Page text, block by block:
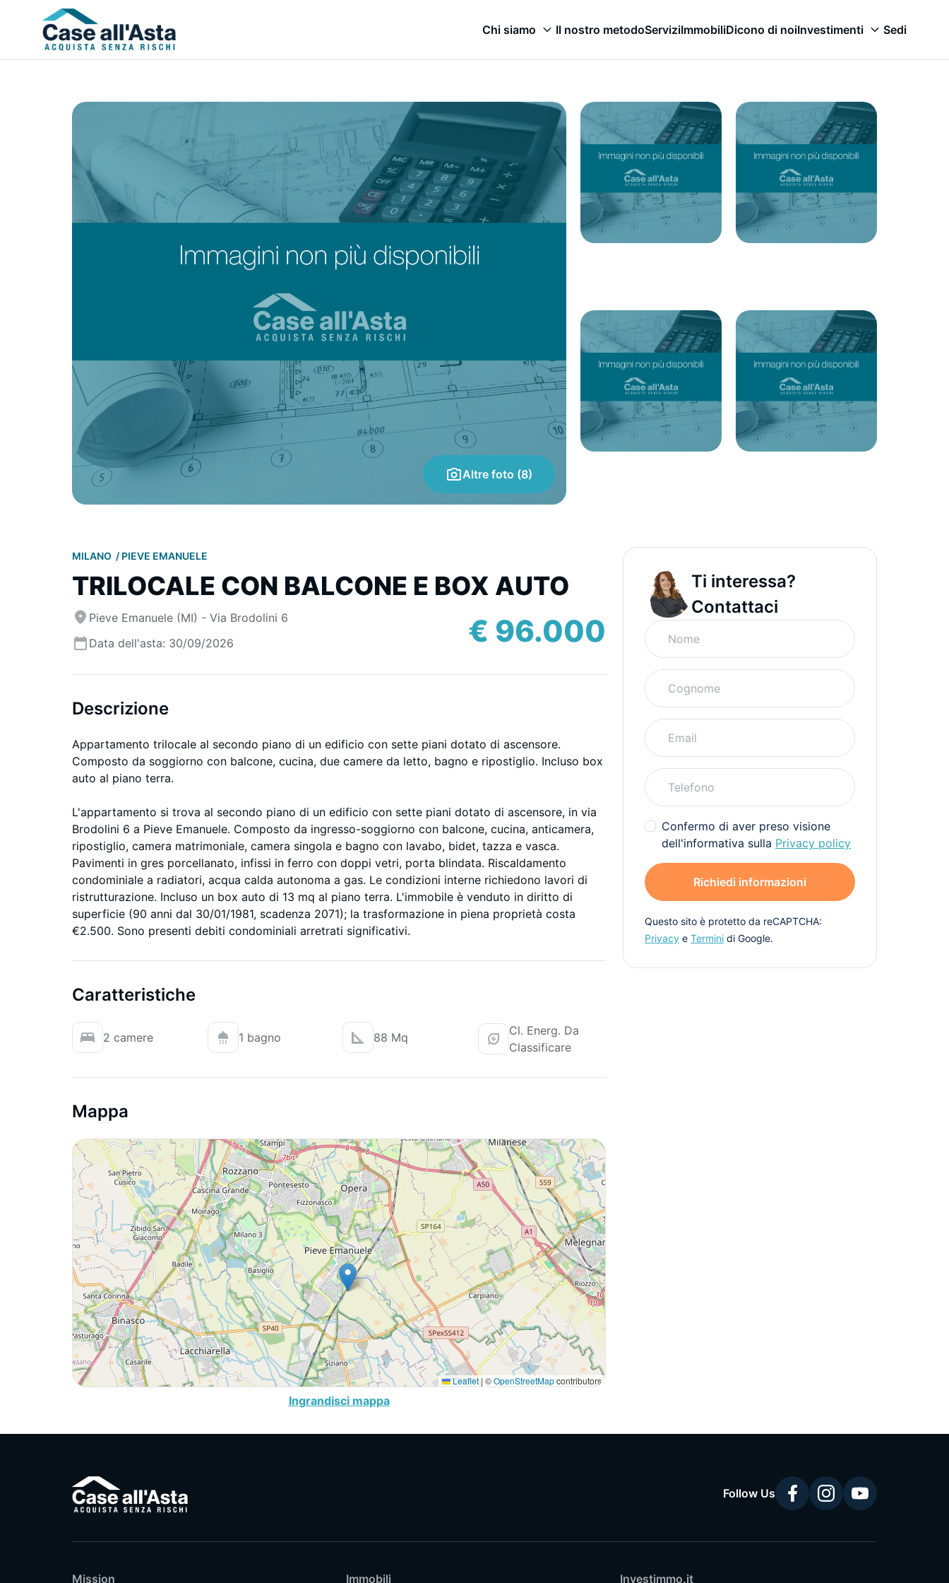
Chi siamo Il nostro metodoServiziImmobiliDicono di noiInvestimenti Sedi
Altre foto (8)
MILANO PIEVE EMANUELE
TRILOCALE CON BALCONE E BOX AUTO
Pieve Emanuele (MI) - Via Brodolini 6
Data dell'asta: 30/09/2026
€ 96.000
Descrizione
Appartamento trilocale al secondo piano di un edificio con sette piani dotato di ascensore.
Composto da soggiorno con balcone, cucina, due camere da letto, bagno e ripostiglio. Incluso box
auto al piano terra.
L'appartamento si trova al secondo piano di un edificio con sette piani dotato di ascensore, in via
Brodolini 6 a Pieve Emanuele. Composto da ingresso-soggiorno con balcone, cucina, anticamera,
ripostiglio, camera matrimoniale, camera singola e bagno con lavabo, bidet, tazza e vasca.
Pavimenti in gres porcellanato, infissi in ferro con doppi vetri, porta blindata. Riscaldamento
condominiale a radiatori, acqua calda autonoma a gas. Le condizioni interne richiedono lavori di
ristrutturazione. Incluso un box auto di 13 mq al piano terra. L'immobile è venduto in diritto di
superficie (90 anni dal 30/01/1981, scadenza 2071); la trasformazione in piena proprietà costa
€2.500. Sono presenti debiti condominiali arretrati significativi.
Caratteristiche
2 camere 1 bagno 88 Mq
Cl. Energ. Da
Classificare
Mappa
Leaflet | ©OpenStreetMapcontributors
Ingrandisci mappa
Ti interessa?
Contattaci
Confermo di aver preso visione
dell'informativa sulla Privacy policy
Richiedi informazioni
Questo sito è protetto da reCAPTCHA:
Privacy e Termini di Google.
Follow Us
Mission Immobili Investimmo.it